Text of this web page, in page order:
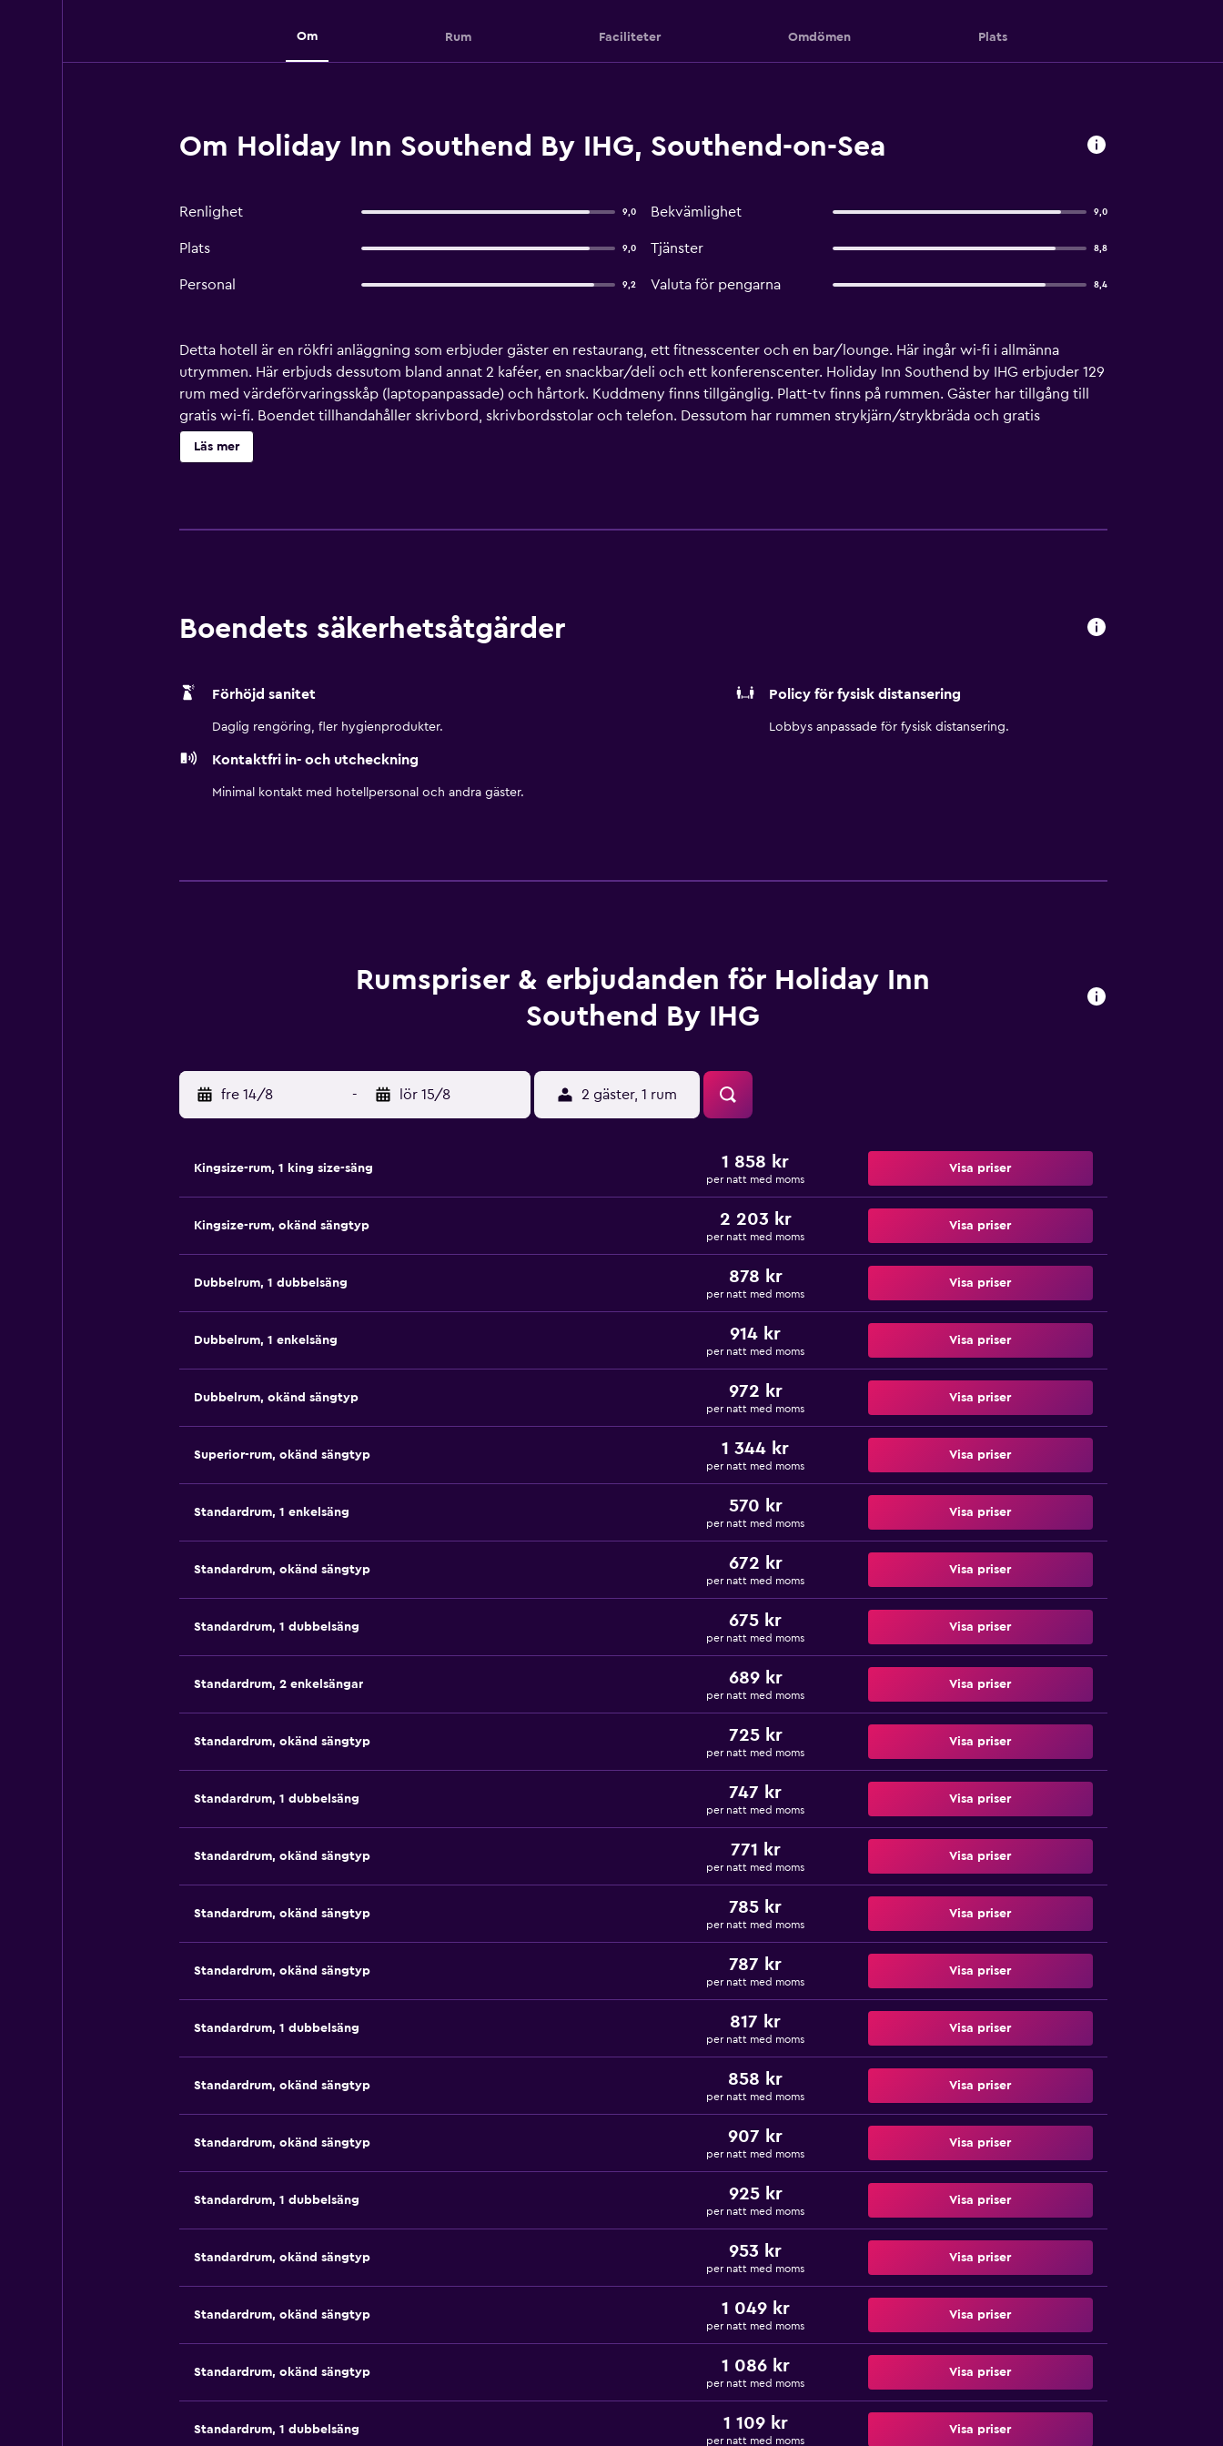
Om Rum Faciliteter Omdömen Plats
Om Holiday Inn Southend By IHG, Southend-on-Sea
Renlighet 9,0 Bekvämlighet 9,0
Plats 9,0 Tjänster 8,8
Personal 9,2 Valuta för pengarna 8,4
Detta hotell är en rökfri anläggning som erbjuder gäster en restaurang, ett fitnesscenter och en bar/lounge. Här ingår wi-fi i allmänna
utrymmen. Här erbjuds dessutom bland annat 2 kaféer, en snackbar/deli och ett konferenscenter. Holiday Inn Southend by IHG erbjuder 129
rum med värdeförvaringsskåp (laptopanpassade) och hårtork. Kuddmeny finns tillgänglig. Platt-tv finns på rummen. Gäster har tillgång till
gratis wi-fi. Boendet tillhandahåller skrivbord, skrivbordsstolar och telefon. Dessutom har rummen strykjärn/strykbräda och gratis
toalettartiklar. Städning sker dagligen. Detta hotell har bland annat fitnesscenter.
Läs mer
Boendets säkerhetsåtgärder
Förhöjd sanitet
Daglig rengöring, fler hygienprodukter.
Policy för fysisk distansering
Lobbys anpassade för fysisk distansering.
Kontaktfri in- och utcheckning
Minimal kontakt med hotellpersonal och andra gäster.
Rumspriser & erbjudanden för Holiday Inn
Southend By IHG
fre 14/8 - lör 15/8 2 gäster, 1 rum
Kingsize-rum, 1 king size-säng 1 858 kr
per natt med moms
Visa priser
Kingsize-rum, okänd sängtyp 2 203 kr
per natt med moms
Visa priser
Dubbelrum, 1 dubbelsäng 878 kr
per natt med moms
Visa priser
Dubbelrum, 1 enkelsäng 914 kr
per natt med moms
Visa priser
Dubbelrum, okänd sängtyp 972 kr
per natt med moms
Visa priser
Superior-rum, okänd sängtyp 1 344 kr
per natt med moms
Visa priser
Standardrum, 1 enkelsäng 570 kr
per natt med moms
Visa priser
Standardrum, okänd sängtyp 672 kr
per natt med moms
Visa priser
Standardrum, 1 dubbelsäng 675 kr
per natt med moms
Visa priser
Standardrum, 2 enkelsängar 689 kr
per natt med moms
Visa priser
Standardrum, okänd sängtyp 725 kr
per natt med moms
Visa priser
Standardrum, 1 dubbelsäng 747 kr
per natt med moms
Visa priser
Standardrum, okänd sängtyp 771 kr
per natt med moms
Visa priser
Standardrum, okänd sängtyp 785 kr
per natt med moms
Visa priser
Standardrum, okänd sängtyp 787 kr
per natt med moms
Visa priser
Standardrum, 1 dubbelsäng 817 kr
per natt med moms
Visa priser
Standardrum, okänd sängtyp 858 kr
per natt med moms
Visa priser
Standardrum, okänd sängtyp 907 kr
per natt med moms
Visa priser
Standardrum, 1 dubbelsäng 925 kr
per natt med moms
Visa priser
Standardrum, okänd sängtyp 953 kr
per natt med moms
Visa priser
Standardrum, okänd sängtyp 1 049 kr
per natt med moms
Visa priser
Standardrum, okänd sängtyp 1 086 kr
per natt med moms
Visa priser
Standardrum, 1 dubbelsäng 1 109 kr
per natt med moms
Visa priser